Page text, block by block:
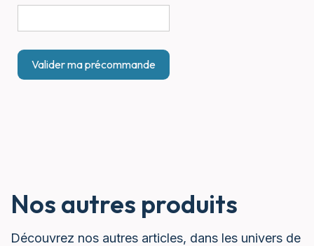
Nos autres produits
Découvrez nos autres articles, dans les univers de